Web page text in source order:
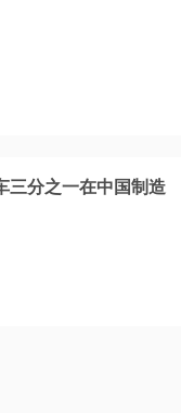
三分之一在中国制造